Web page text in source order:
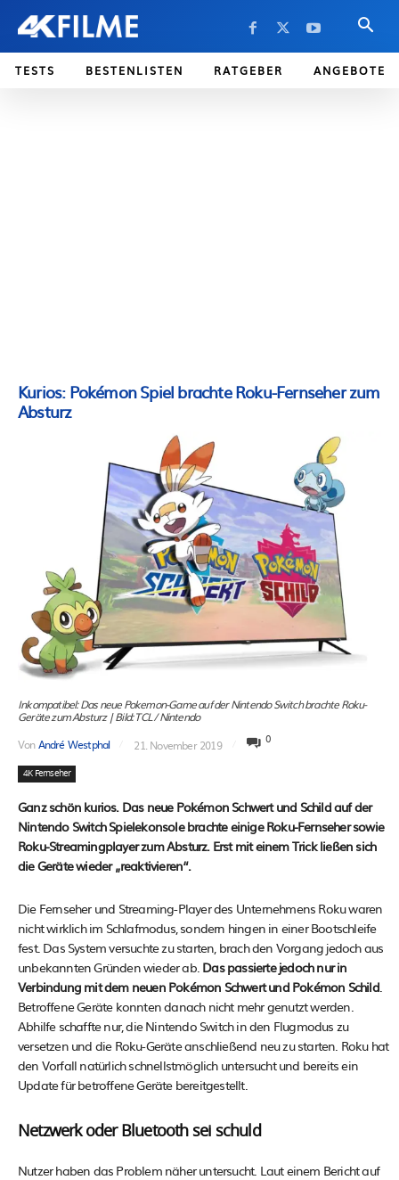
TESTS BESTENLISTEN RATGEBER ANGEBOTE
Kurios: Pokémon Spiel brachte Roku-Fernseher zum
Absturz
Inkompatibel: Das neue Pokemon-Game auf der Nintendo Switch brachte Roku-
Geräte zum Absturz | Bild: TCL / Nintendo
VonAndré Westphal 21. November 2019 0
4K Fernseher
Ganz schön kurios. Das neue Pokémon Schwert und Schild auf der
Nintendo Switch Spielekonsole brachte einige Roku-Fernseher sowie
Roku-Streamingplayer zum Absturz. Erst mit einem Trick ließen sich
die Geräte wieder „reaktivieren“.
Die Fernseher und Streaming-Player des Unternehmens Roku waren
nicht wirklich im Schlafmodus, sondern hingen in einer Bootschleife
fest. Das System versuchte zu starten, brach den Vorgang jedoch aus
unbekannten Gründen wieder ab. Das passierte jedoch nur in
Verbindung mit dem neuen Pokémon Schwert und Pokémon Schild.
Betroffene Geräte konnten danach nicht mehr genutzt werden.
Abhilfe schaffte nur, die Nintendo Switch in den Flugmodus zu
versetzen und die Roku-Geräte anschließend neu zu starten. Roku hat
den Vorfall natürlich schnellstmöglich untersucht und bereits ein
Update für betroffene Geräte bereitgestellt.
Netzwerk oder Bluetooth sei schuld
Nutzer haben das Problem näher untersucht. Laut einem Bericht auf